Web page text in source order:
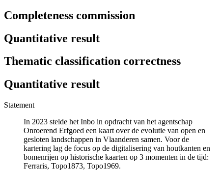
Completeness commission
Quantitative result
Thematic classification correctness
Quantitative result
Statement
In 2023 stelde het Inbo in opdracht van het agentschap
Onroerend Erfgoed een kaart over de evolutie van open en
gesloten landschappen in Vlaanderen samen. Voor de
kartering lag de focus op de digitalisering van houtkanten en
bomenrijen op historische kaarten op 3 momenten in de tijd:
Ferraris, Topo1873, Topo1969.